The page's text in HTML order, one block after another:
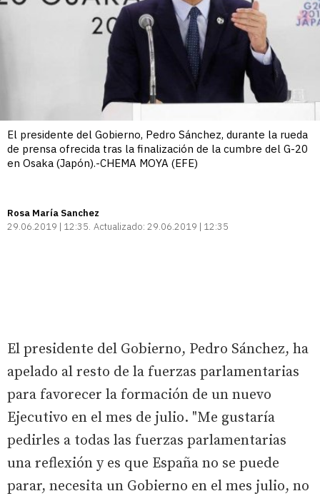
El presidente del Gobierno, Pedro Sánchez, durante la rueda
de prensa ofrecida tras la finalización de la cumbre del G-20
en Osaka (Japón).-CHEMA MOYA (EFE)
Rosa María Sanchez
29.06.2019 | 12:35 Actualizado: 29.06.2019 | 12:35
El presidente del Gobierno, Pedro Sánchez, ha
apelado al resto de la fuerzas parlamentarias
para favorecer la formación de un nuevo
Ejecutivo en el mes de julio. "Me gustaría
pedirles a todas las fuerzas parlamentarias
una reflexión y es que España no se puede
parar, necesita un Gobierno en el mes julio, no